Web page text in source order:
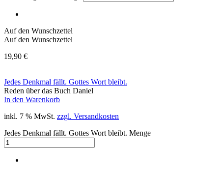
Auf den Wunschzettel
Auf den Wunschzettel
19,90 €
Jedes Denkmal fällt. Gottes Wort bleibt.
Reden über das Buch Daniel
In den Warenkorb
inkl. 7 % MwSt. zzgl. Versandkosten
Jedes Denkmal fällt. Gottes Wort bleibt. Menge